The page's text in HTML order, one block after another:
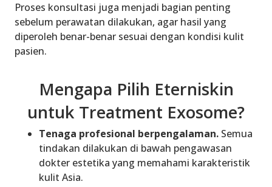
Proses konsultasi juga menjadi bagian penting
sebelum perawatan dilakukan, agar hasil yang
diperoleh benar-benar sesuai dengan kondisi kulit
pasien.
Mengapa Pilih Eterniskin
untuk Treatment Exosome?
Tenaga profesional berpengalaman. Semua
tindakan dilakukan di bawah pengawasan
dokter estetika yang memahami karakteristik
kulit Asia.